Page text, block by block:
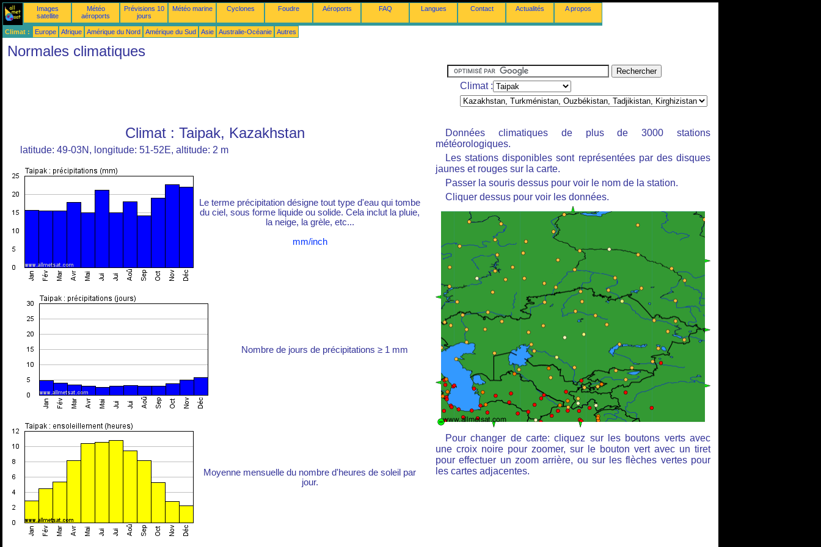
Images
satellite
Météo
aéroports
Prévisions 10
jours
Météo marine Cyclones Foudre Aéroports FAQ Langues Contact Actualités A propos
Climat : Europe Afrique Amérique du Nord Amérique du Sud Asie Australie-Océanie Autres
Normales climatiques
Climat :
Climat : Taipak, Kazakhstan
latitude: 49-03N, longitude: 51-52E, altitude: 2 m
Le terme précipitation désigne tout type d'eau qui tombe
du ciel, sous forme liquide ou solide. Cela inclut la pluie,
la neige, la grèle, etc...
mm/inch
Nombre de jours de précipitations ≥ 1 mm
Moyenne mensuelle du nombre d'heures de soleil par
jour.
Données climatiques de plus de 3000 stations
météorologiques.
Les stations disponibles sont représentées par des disques
jaunes et rouges sur la carte.
Passer la souris dessus pour voir le nom de la station.
Cliquer dessus pour voir les données.
Pour changer de carte: cliquez sur les boutons verts avec
une croix noire pour zoomer, sur le bouton vert avec un tiret
pour effectuer un zoom arrière, ou sur les flèches vertes pour
les cartes adjacentes.